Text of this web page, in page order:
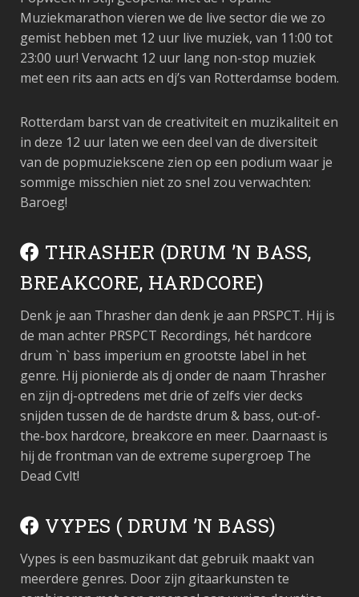
Muziekmarathon vieren we de live sector die we zo
gemist hebben met 12 uur live muziek, van 11:00 tot
23:00 uur! Verwacht 12 uur lang non-stop muziek
met een rits aan acts en dj’s van Rotterdamse bodem.
Rotterdam barst van de creativiteit en muzikaliteit en
in deze 12 uur laten we een deel van de diversiteit
van de popmuziekscene zien op een podium waar je
sommige misschien niet zo snel zou verwachten:
Baroeg!
THRASHER (DRUM ’N BASS,
BREAKCORE, HARDCORE)
Denk je aan Thrasher dan denk je aan PRSPCT. Hij is
de man achter PRSPCT Recordings, hét hardcore
drum `n` bass imperium en grootste label in het
genre. Hij pionierde als dj onder de naam Thrasher
en zijn dj-optredens met drie of zelfs vier decks
snijden tussen de de hardste drum & bass, out-of-
the-box hardcore, breakcore en meer. Daarnaast is
hij de frontman van de extreme supergroep The
Dead Cvlt!
VYPES ( DRUM ’N BASS)
Vypes is een basmuzikant dat gebruik maakt van
meerdere genres. Door zijn gitaarkunsten te